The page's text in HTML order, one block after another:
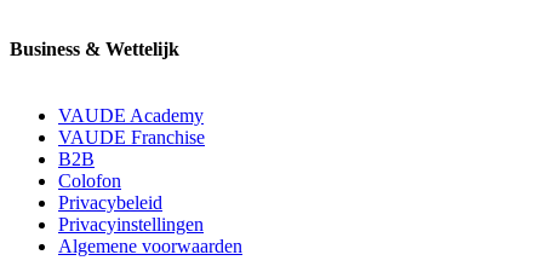
Business & Wettelijk
VAUDE Academy
VAUDE Franchise
B2B
Colofon
Privacybeleid
Privacyinstellingen
Algemene voorwaarden